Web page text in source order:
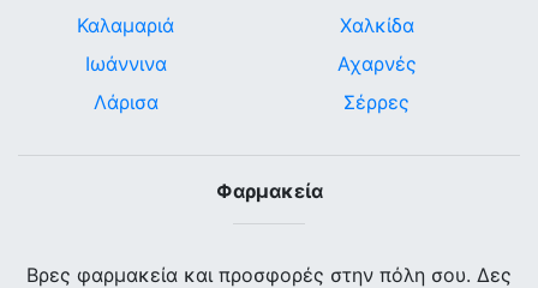
Καλαμαριά
Ιωάννινα
Λάρισα
Χαλκίδα
Αχαρνές
Σέρρες
Φαρμακεία
Βρες φαρμακεία και προσφορές στην πόλη σου. Δες